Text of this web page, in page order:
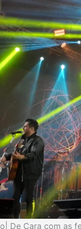
De Cara com as